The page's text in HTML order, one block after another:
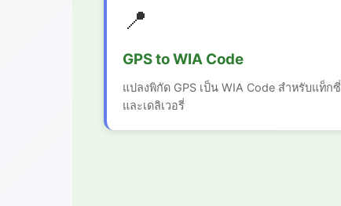
📍
GPS to WIA Code
แปลงพิกัด GPS เป็น WIA Code สำหรับแท็กซี่
และเดลิเวอรี่